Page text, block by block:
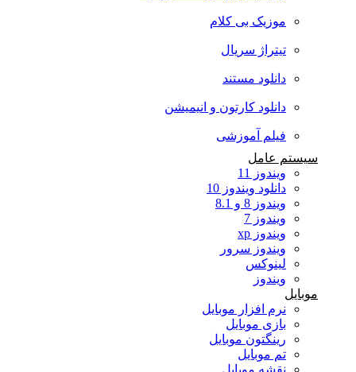
موزیک بی کلام
تیتراژ سریال
دانلود مستند
دانلود کارتون و انیمیشن
فیلم آموزشی
سیستم عامل
ویندوز 11
دانلود ویندوز 10
ویندوز 8 و 8.1
ویندوز 7
ویندوز xp
ویندوز سرور
لینوکس
ویندوز
موبایل
نرم افزار موبایل
بازی موبایل
رینگتون موبایل
تم موبایل
نقشه موبایل